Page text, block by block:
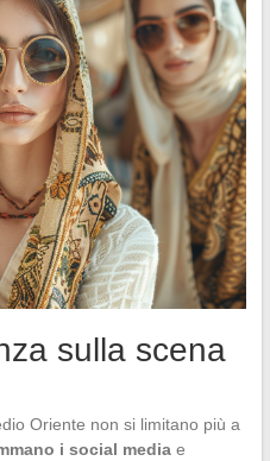
sulla scena
Oriente non si limitano più a
i social mediae